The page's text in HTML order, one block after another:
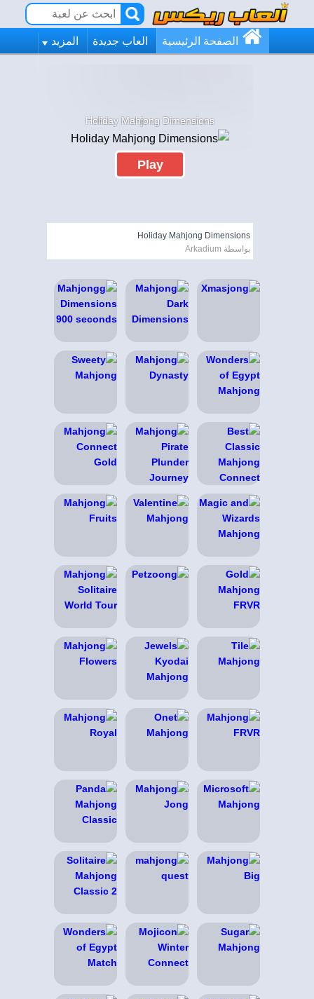
الصفحة الرئيسية العاب جديدة المزيد
Holiday Mahjong Dimensions
Play
Holiday Mahjong Dimensions
بواسطة Arkadium